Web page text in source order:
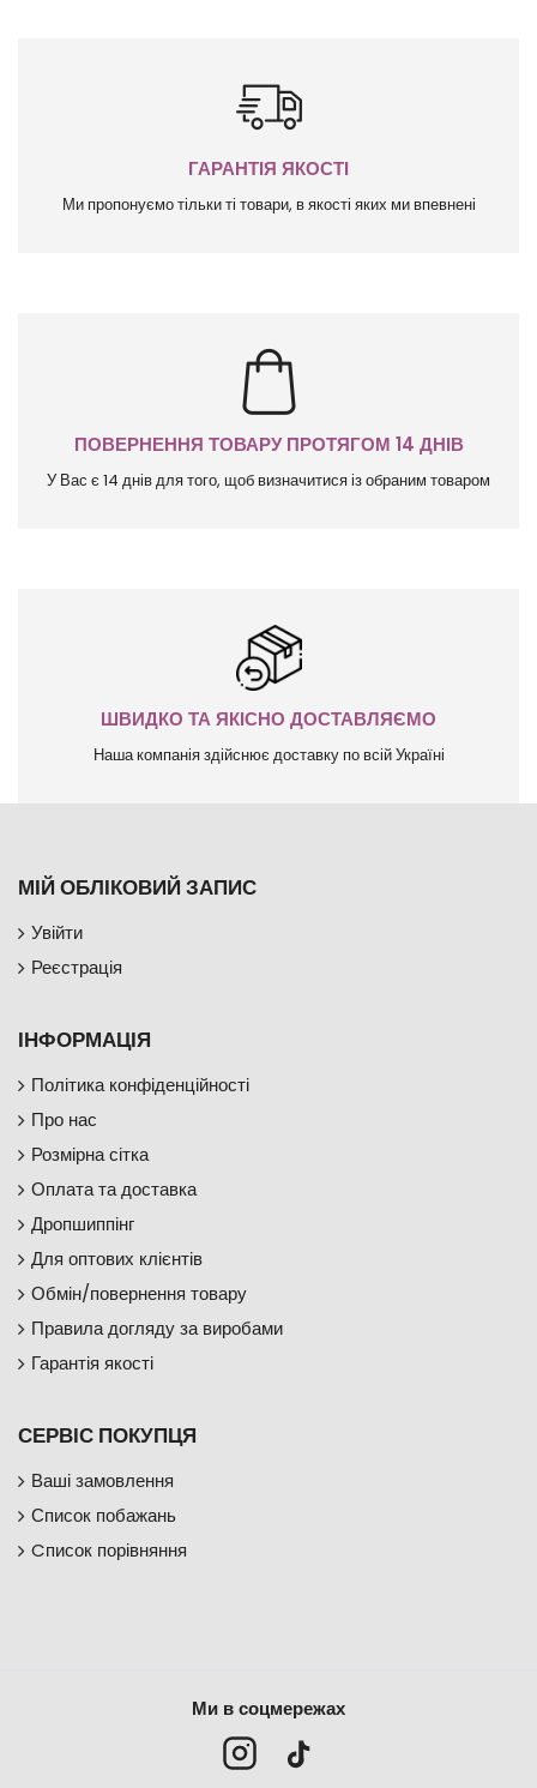
ГАРАНТІЯ ЯКОСТІ
Ми пропонуємо тільки ті товари, в якості яких ми впевнені
ПОВЕРНЕННЯ ТОВАРУ ПРОТЯГОМ 14 ДНІВ
У Вас є 14 днів для того, щоб визначитися із обраним товаром
ШВИДКО ТА ЯКІСНО ДОСТАВЛЯЄМО
Наша компанія здійснює доставку по всій Україні
МІЙ ОБЛІКОВИЙ ЗАПИС
Увійти
Реєстрація
ІНФОРМАЦІЯ
Політика конфіденційності
Про нас
Розмірна сітка
Оплата та доставка
Дропшиппінг
Для оптових клієнтів
Обмін/повернення товару
Правила догляду за виробами
Гарантія якості
СЕРВІС ПОКУПЦЯ
Ваші замовлення
Список побажань
Cписок порівняння
Ми в соцмережах